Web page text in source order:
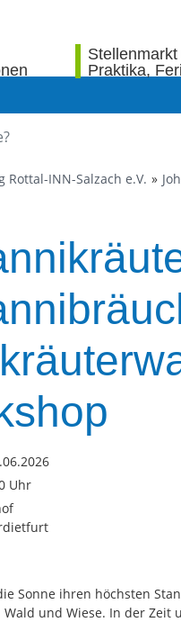
Praktika,
INN-Salzach e.V.
Uhr
Sonne ihren höchsten
und Wiese. In der Zeit